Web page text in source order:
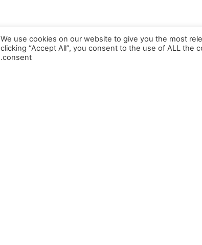
We use cookies on our website to give you the most
clicking “Accept All”, you consent to the use of ALL
consent.